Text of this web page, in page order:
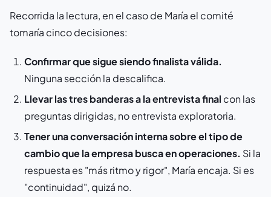
Recorrida la lectura, en el caso de María el comité
tomaría cinco decisiones:
Confirmar que sigue siendo finalista válida.
Ninguna sección la descalifica.
Llevar las tres banderas a la entrevista final con las
preguntas dirigidas, no entrevista exploratoria.
Tener una conversación interna sobre el tipo de
cambio que la empresa busca en operaciones. Si la
respuesta es "más ritmo y rigor", María encaja. Si es
"continuidad", quizá no.